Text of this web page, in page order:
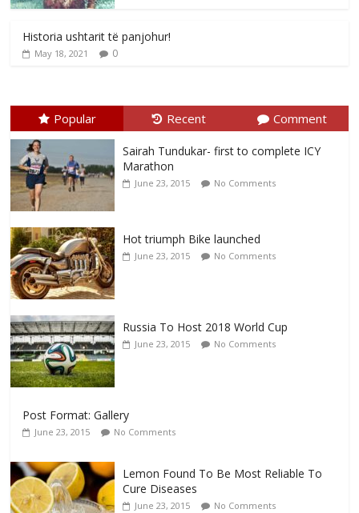
Historia ushtarit të panjohur!
May 18, 2021 0
Popular Recent Comment
Sairah Tundukar- first to complete ICY
Marathon
June 23, 2015 No Comments
Hot triumph Bike launched
June 23, 2015 No Comments
Russia To Host 2018 World Cup
June 23, 2015 No Comments
Post Format: Gallery
June 23, 2015 No Comments
Lemon Found To Be Most Reliable To
Cure Diseases
June 23, 2015 No Comments